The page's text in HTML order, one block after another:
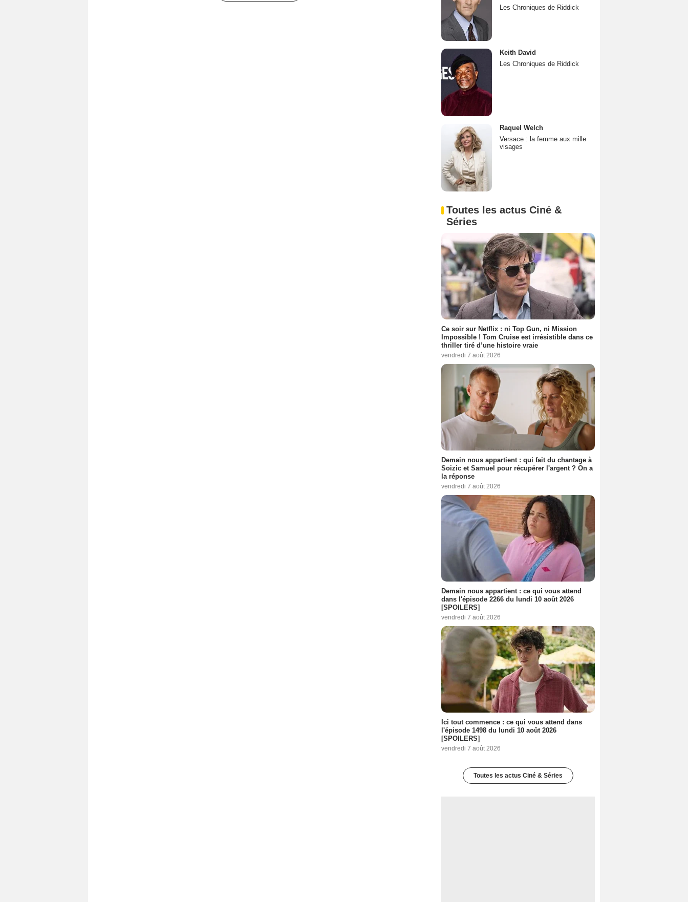
Les Chroniques de Riddick
Keith David
Les Chroniques de Riddick
Raquel Welch
Versace : la femme aux mille
visages
Toutes les actus Ciné &
Séries
Ce soir sur Netflix : ni Top Gun, ni Mission
Impossible ! Tom Cruise est irrésistible dans ce
thriller tiré d’une histoire vraie
vendredi 7 août 2026
Demain nous appartient : qui fait du chantage à
Soizic et Samuel pour récupérer l'argent ? On a
la réponse
vendredi 7 août 2026
Demain nous appartient : ce qui vous attend
dans l'épisode 2266 du lundi 10 août 2026
[SPOILERS]
vendredi 7 août 2026
Ici tout commence : ce qui vous attend dans
l'épisode 1498 du lundi 10 août 2026
[SPOILERS]
vendredi 7 août 2026
Toutes les actus Ciné & Séries